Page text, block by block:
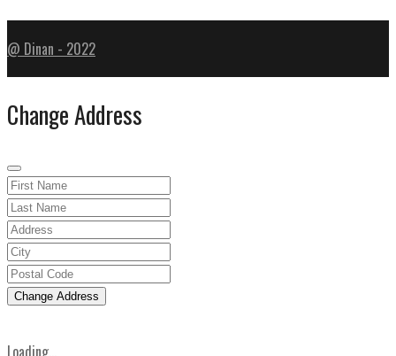
@ Dinan - 2022
Change Address
Change Address